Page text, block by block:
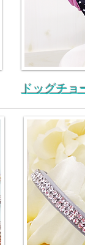
ドッグチョ